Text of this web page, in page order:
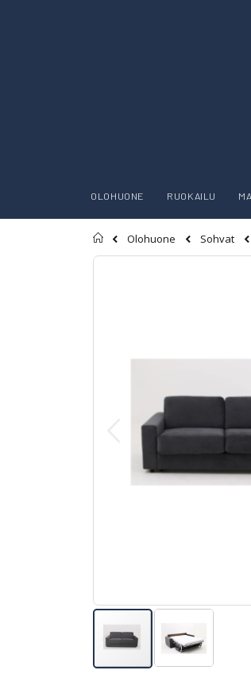
OLOHUONE RUOKAILU
Etusivu
Olohuone Sohvat
Skip